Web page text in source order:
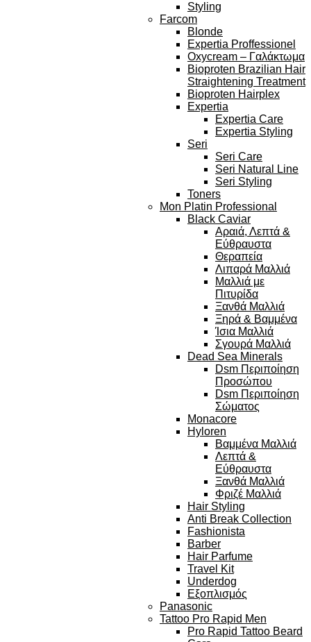
Styling
Farcom
Blonde
Expertia Proffessionel
Oxycream – Γαλάκτωμα
Bioproten Brazilian Hair
Straightening Treatment
Bioproten Hairplex
Expertia
Expertia Care
Expertia Styling
Seri
Seri Care
Seri Natural Line
Seri Styling
Toners
Mon Platin Professional
Black Caviar
Αραιά, Λεπτά &
Εύθραυστα
Θεραπεία
Λιπαρά Μαλλιά
Μαλλιά με
Πιτυρίδα
Ξανθά Μαλλιά
Ξηρά & Βαμμένα
Ίσια Μαλλιά
Σγουρά Μαλλιά
Dead Sea Minerals
Dsm Περιποίηση
Προσώπου
Dsm Περιποίηση
Σώματος
Monacore
Hyloren
Βαμμένα Μαλλιά
Λεπτά &
Εύθραυστα
Ξανθά Μαλλιά
Φριζέ Μαλλιά
Hair Styling
Anti Break Collection
Fashionista
Barber
Hair Parfume
Travel Kit
Underdog
Εξοπλισμός
Panasonic
Tattoo Pro Rapid Men
Pro Rapid Tattoo Beard